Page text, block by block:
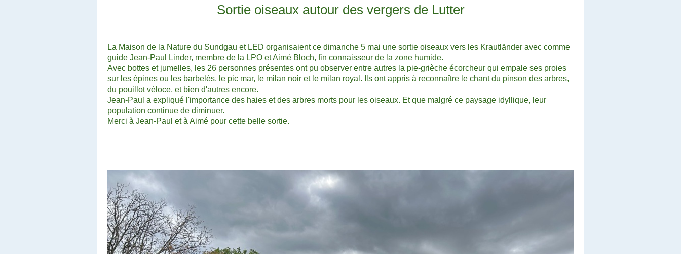
Sortie oiseaux autour des vergers de Lutter
La Maison de la Nature du Sundgau et LED organisaient ce dimanche 5 mai une sortie oiseaux vers les Krautländer avec comme
guide Jean-Paul Linder, membre de la LPO et Aimé Bloch, fin connaisseur de la zone humide.
Avec bottes et jumelles, les 26 personnes présentes ont pu observer entre autres la pie-grièche écorcheur qui empale ses proies
sur les épines ou les barbelés, le pic mar, le milan noir et le milan royal. Ils ont appris à reconnaître le chant du pinson des arbres,
du pouillot véloce, et bien d'autres encore.
Jean-Paul a expliqué l'importance des haies et des arbres morts pour les oiseaux. Et que malgré ce paysage idyllique, leur
population continue de diminuer.
Merci à Jean-Paul et à Aimé pour cette belle sortie.